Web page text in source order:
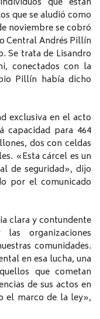
que se aludió como
noviembre se cobró
Central Andrés Pillín
Se trata de Lisandro
conectados con la
Pillín había dicho
exclusiva en el acto
capacidad para 464
dos con celdas
«Esta cárcel es un
de seguridad», dijo
por el comunicado
clara y contundente
organizaciones
comunidades.
en esa lucha, una
que cometan
de sus actos en
el marco de la ley»,